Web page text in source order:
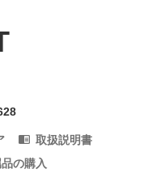
取扱説明書
の購入